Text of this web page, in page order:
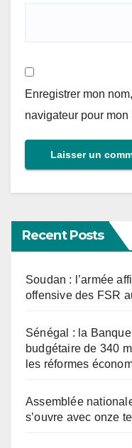
Enregistrer mon
navigateur pour
Recent Posts
Soudan : l’armée
offensive des FSR
Sénégal : la
budgétaire de 340
les réformes
Assemblée
s’ouvre avec onze